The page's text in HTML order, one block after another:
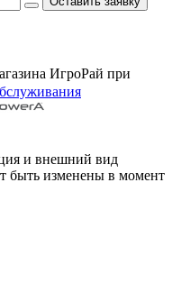
ИгроРай при
и внешний вид
быть изменены в момент